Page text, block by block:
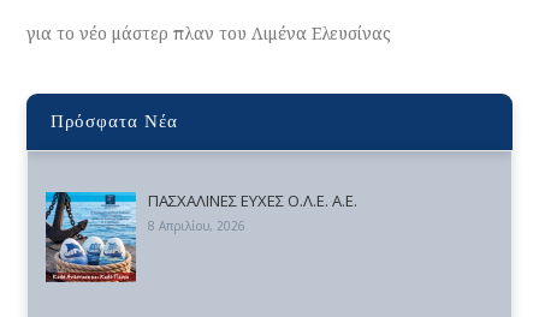
για το νέο μάστερ πλαν του Λιμένα Ελευσίνας
Πρόσφατα Νέα
ΠΑΣΧΑΛΙΝΕΣ ΕΥΧΕΣ Ο.Λ.Ε. Α.Ε.
8 Απριλίου, 2026